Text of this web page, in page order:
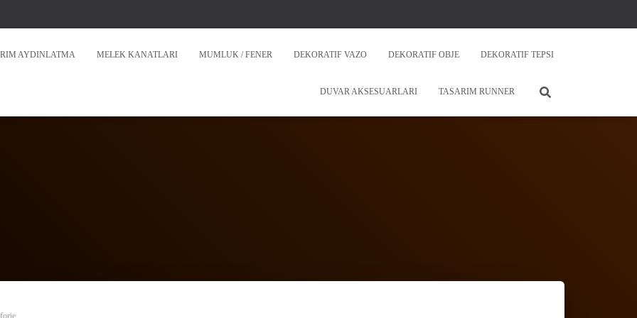
AYDINLATMA MELEK KANATLARI MUMLUK / FENER DEKORATIF VAZO DEKORATIF OBJE DEKORATIF TEPSI
DUVAR AKSESUARLARI TASARIM RUNNER